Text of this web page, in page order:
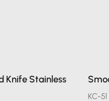
Knife Stainless
KC-